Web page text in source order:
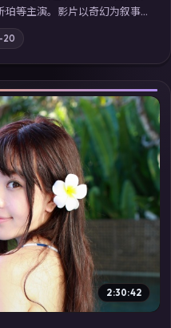
珀等主演。影片以奇幻为叙事
彻底打破；摄影与配乐强化
观看高清电视剧在线看」延
在线追剧体验。
20
2:30:42